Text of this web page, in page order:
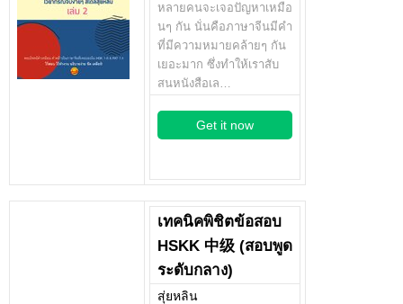
หลายคนจะเจอปัญหาเหมือ
นๆ กัน นั่นคือภาษาจีนมีคำ
ที่มีความหมายคล้ายๆ กัน
เยอะมาก ซึ่งทำให้เราสับ
สนหนังสือเล…
Get it now
เทคนิคพิชิตข้อสอบ
HSKK 中级 (สอบพูด
ระดับกลาง)
สุ่ยหลิน